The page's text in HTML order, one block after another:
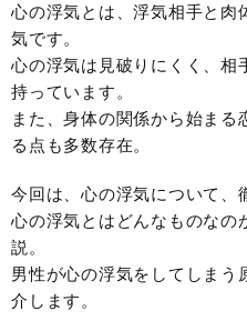
心の浮気とは、浮気相手と肉
気です。
心の浮気は見破りにくく、相
持っています。
また、身体の関係から始ま
る点も多数存在。
今回は、心の浮気について、
心の浮気とはどんなものなの
説。
男性が心の浮気をしてしまう
介します。